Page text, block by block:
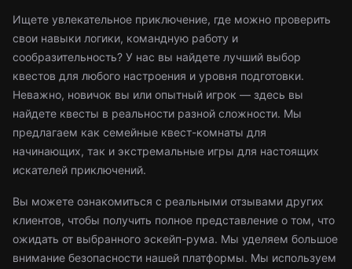
Ищете увлекательное приключение, где можно проверить
свои навыки логики, командную работу и
сообразительность? У нас вы найдете лучший выбор
квестов для любого настроения и уровня подготовки.
Неважно, новичок вы или опытный игрок — здесь вы
найдете квесты в реальности разной сложности. Мы
предлагаем как семейные квест-комнаты для
начинающих, так и экстремальные игры для настоящих
искателей приключений.
Вы можете ознакомиться с реальными отзывами других
клиентов, чтобы получить полное представление о том, что
ожидать от выбранного эскейп-рума. Мы уделяем большое
внимание безопасности нашей платформы. Мы используем